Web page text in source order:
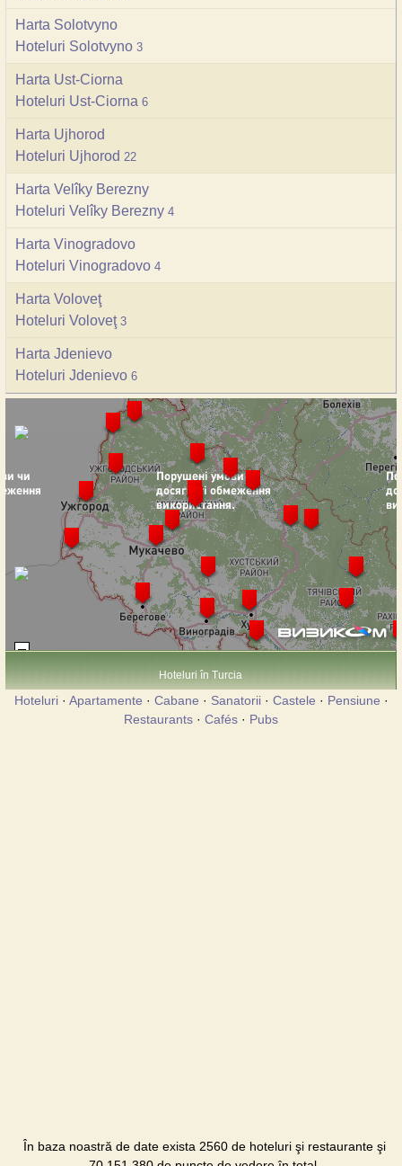
Harta Solotvyno
Hoteluri Solotvyno 3
Harta Ust-Ciorna
Hoteluri Ust-Ciorna 6
Harta Ujhorod
Hoteluri Ujhorod 22
Harta Velîky Berezny
Hoteluri Velîky Berezny 4
Harta Vinogradovo
Hoteluri Vinogradovo 4
Harta Voloveţ
Hoteluri Voloveţ 3
Harta Jdenievo
Hoteluri Jdenievo 6
Hoteluri în Turcia
Hoteluri· Apartamente · Cabane · Sanatorii· Castele · Pensiune ·
Restaurants · Cafés · Pubs
În baza noastră de date exista 2560 de hoteluri şi restaurante şi